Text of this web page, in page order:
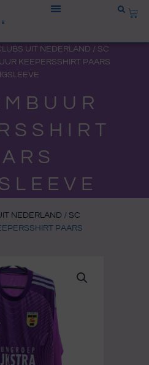
UIT NEDERLAND / SC
KEEPERSSHIRT PAARS
NEDERLAND / SC
PAARS